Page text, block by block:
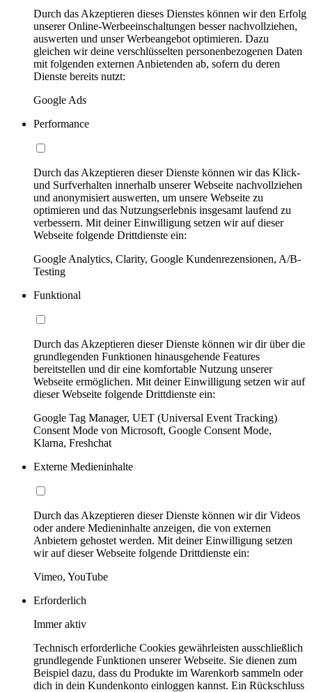
Durch das Akzeptieren dieses Dienstes können wir den Erfolg
unserer Online-Werbeeinschaltungen besser nachvollziehen,
auswerten und unser Werbeangebot optimieren. Dazu
gleichen wir deine verschlüsselten personenbezogenen Daten
mit folgenden externen Anbietenden ab, sofern du deren
Dienste bereits nutzt:
Google Ads
Performance
Durch das Akzeptieren dieser Dienste können wir das Klick-
und Surfverhalten innerhalb unserer Webseite nachvollziehen
und anonymisiert auswerten, um unsere Webseite zu
optimieren und das Nutzungserlebnis insgesamt laufend zu
verbessern. Mit deiner Einwilligung setzen wir auf dieser
Webseite folgende Drittdienste ein:
Google Analytics, Clarity, Google Kundenrezensionen, A/B-
Testing
Funktional
Durch das Akzeptieren dieser Dienste können wir dir über die
grundlegenden Funktionen hinausgehende Features
bereitstellen und dir eine komfortable Nutzung unserer
Webseite ermöglichen. Mit deiner Einwilligung setzen wir auf
dieser Webseite folgende Drittdienste ein:
Google Tag Manager, UET (Universal Event Tracking)
Consent Mode von Microsoft, Google Consent Mode,
Klarna, Freshchat
Externe Medieninhalte
Durch das Akzeptieren dieser Dienste können wir dir Videos
oder andere Medieninhalte anzeigen, die von externen
Anbietern gehostet werden. Mit deiner Einwilligung setzen
wir auf dieser Webseite folgende Drittdienste ein:
Vimeo, YouTube
Erforderlich
Immer aktiv
Technisch erforderliche Cookies gewährleisten ausschließlich
grundlegende Funktionen unserer Webseite. Sie dienen zum
Beispiel dazu, dass du Produkte im Warenkorb sammeln oder
dich in dein Kundenkonto einloggen kannst. Ein Rückschluss